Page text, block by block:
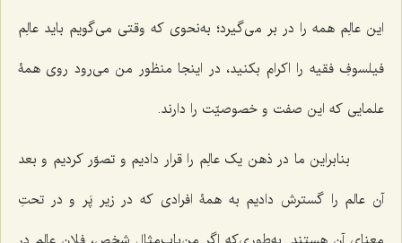
این عالِم همه را در بر می‌گیرد؛ به‌نحوی که وقتی می‌گویم باید عالِم
فیلسوفِ فقیه را اکرام بکنید، در اینجا منظور من می‌رود روی همۀ
علمایی که این صفت و خصوصیّت را دارند.
بنابراین ما در ذهن یک عالِم را قرار دادیم و تصوّر کردیم و بعد
آن عالم را گسترش دادیم به همۀ افرادی که در زیر پَر و در تحتِ